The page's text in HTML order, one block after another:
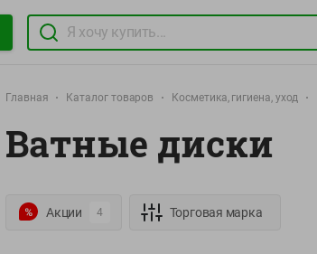
Главная Каталог товаров Косметика, гигиена, уход
Ватные диски
Акции 4 Торговая марка